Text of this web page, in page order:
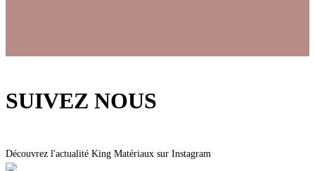
SUIVEZ NOUS
Découvrez l'actualité King Matériaux sur Instagram